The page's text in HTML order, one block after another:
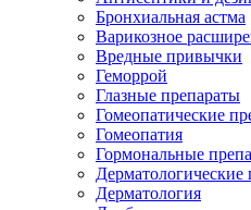
Бронхиальная астма
Варикозное
Вредные привычки
Геморрой
Глазные препараты
Гомеопатические
Гомеопатия
Гормональные
Дерматологические
Дерматология